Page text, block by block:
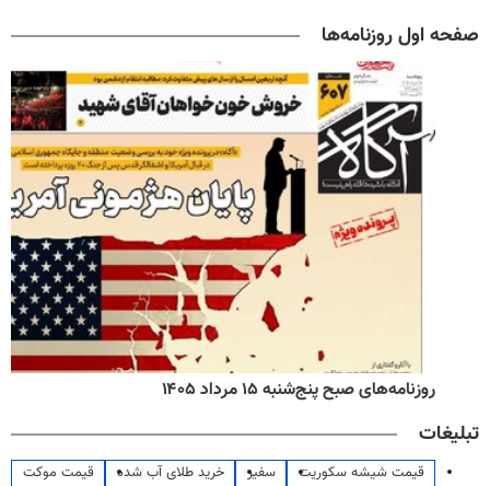
صفحه اول روزنامه‌ها
روزنامه‌های صبح پنج‌شنبه ۱۵ مرداد ۱۴۰۵
تبلیغات
قیمت شیشه سکوریت سفیر خرید طلای آب شده
قیمت موکت